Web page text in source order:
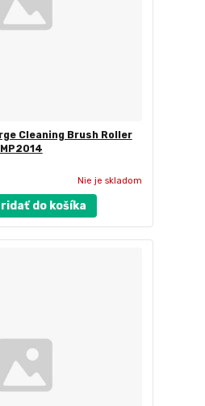
Cleaning Brush Roller
Nie je skladom
do košíka